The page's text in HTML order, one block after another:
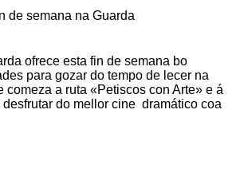
de semana na Guarda
ofrece esta fin de semana bo
para gozar do tempo de lecer na
comeza a ruta «Petiscos con Arte» e á
do mellor cine dramático coa